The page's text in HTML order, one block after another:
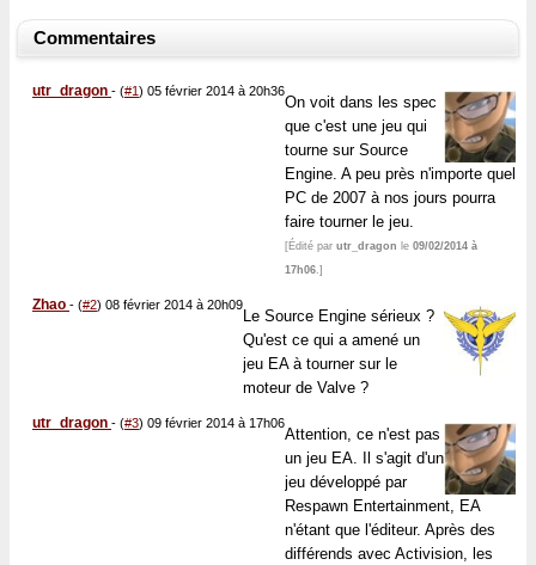
Commentaires
utr_dragon - (#1) 05 février 2014 à 20h36
On voit dans les spec
que c'est une jeu qui
tourne sur Source
Engine. A peu près n'importe quel
PC de 2007 à nos jours pourra
faire tourner le jeu.
[Édité par utr_dragon le 09/02/2014 à
17h06.]
Zhao - (#2) 08 février 2014 à 20h09
Le Source Engine sérieux ?
Qu'est ce qui a amené un
jeu EA à tourner sur le
moteur de Valve ?
utr_dragon - (#3) 09 février 2014 à 17h06
Attention, ce n'est pas
un jeu EA. Il s'agit d'un
jeu développé par
Respawn Entertainment, EA
n'étant que l'éditeur. Après des
différends avec Activision, les